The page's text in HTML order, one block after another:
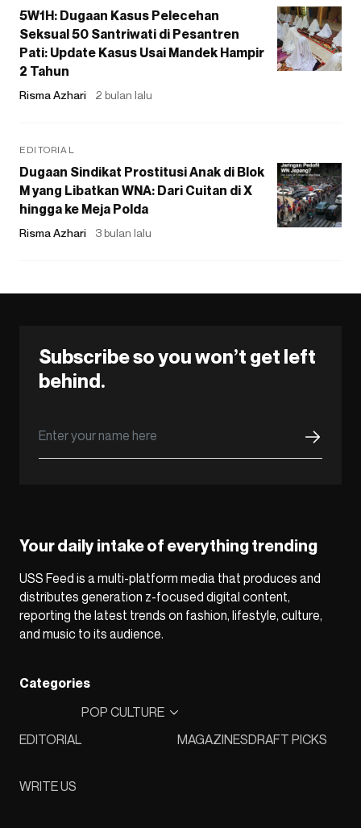
5W1H: Dugaan Kasus Pelecehan
Seksual 50 Santriwati di Pesantren
Pati: Update Kasus Usai Mandek Hampir
2 Tahun
Risma Azhari 2 bulan lalu
EDITORIAL
Dugaan Sindikat Prostitusi Anak di Blok
M yang Libatkan WNA: Dari Cuitan di X
hingga ke Meja Polda
Risma Azhari 3 bulan lalu
Subscribe so you won’t get left
behind.
Your daily intake of everything trending
USS Feed is a multi-platform media that produces and
distributes generation z-focused digital content,
reporting the latest trends on fashion, lifestyle, culture,
and music to its audience.
Categories
EDITORIAL
POP CULTURE
MAGAZINESDRAFT PICKS
WRITE US